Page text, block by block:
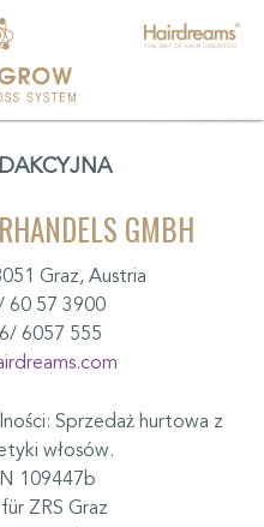
GMBH
Graz, Austria
60 57 3900
6057 555
Sprzedaż hurtowa z
włosów.
109447b
ZRS Graz